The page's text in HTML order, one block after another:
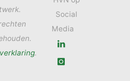
.
naar